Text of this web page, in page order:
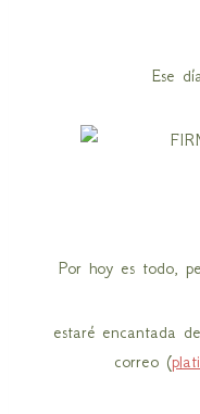
Ese
Por hoy es todo,
estaré encantada
correo (